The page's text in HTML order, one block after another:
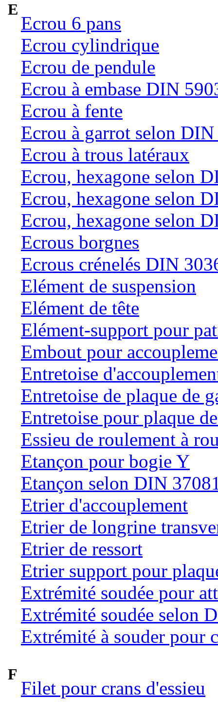
E
Ecrou 6 pans
Ecrou cylindrique
Ecrou de pendule
Ecrou à embase DIN
Ecrou à fente
Ecrou à garrot selon
Ecrou à trous latéraux
Ecrou, hexagone selon
Ecrou, hexagone selon
Ecrou, hexagone selon
Ecrous borgnes
Ecrous crénelés DIN
Elément de suspension
Elément de tête
Elément-support pour
Embout pour
Entretoise
Entretoise de plaque de
Entretoise pour plaque
Essieu de roulement à
Etançon pour bogie Y
Etançon selon DIN
Etrier d'accouplement
Etrier de longrine
Etrier de ressort
Etrier support pour
Extrémité soudée pour
Extrémité soudée selon
Extrémité à souder pour
F
Filet pour crans d'essieu